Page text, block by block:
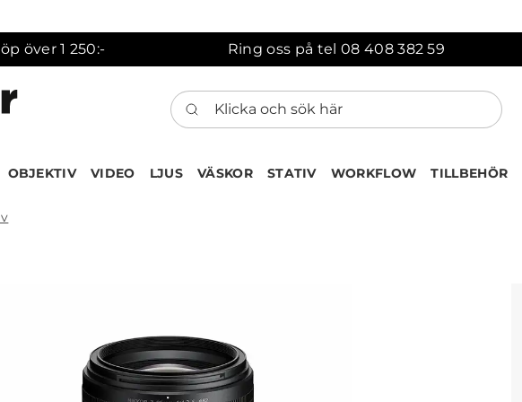
över 1 250:- Ring oss på tel 08 408 382 59
Klicka och sök här
OBJEKTIV VIDEO LJUS VÄSKOR STATIV WORKFLOW TILLBEHÖR
Köps ofta tillsammans med